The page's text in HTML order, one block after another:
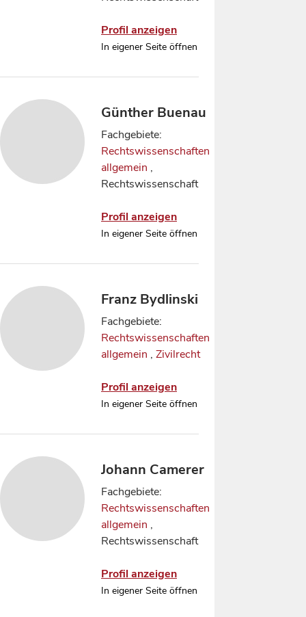
Profil anzeigen
In eigener Seite öffnen
Günther Buenau
Fachgebiete:
Rechtswissenschaften
allgemein ,
Rechtswissenschaft
Profil anzeigen
In eigener Seite öffnen
Franz Bydlinski
Fachgebiete:
Rechtswissenschaften
allgemein , Zivilrecht
Profil anzeigen
In eigener Seite öffnen
Johann Camerer
Fachgebiete:
Rechtswissenschaften
allgemein ,
Rechtswissenschaft
Profil anzeigen
In eigener Seite öffnen